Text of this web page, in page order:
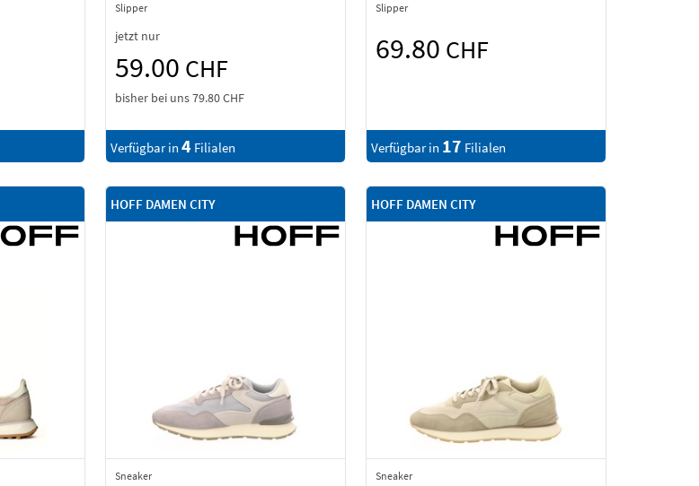
Slipper
jetzt nur
59.00 CHF
bisher bei uns79.80 CHF
Verfügbar in 4 Filialen
Slipper
69.80 CHF
Verfügbar in 17 Filialen
HOFF DAMEN CITY
Sneaker
HOFF DAMEN CITY
Sneaker